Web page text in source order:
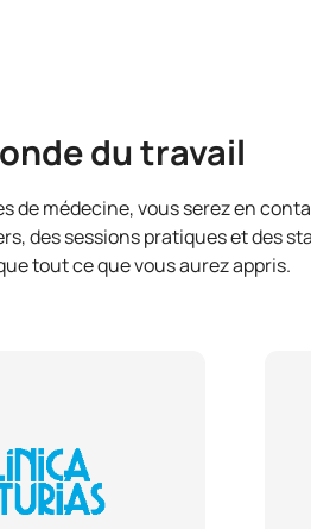
du travail
de médecine, vous serez en
des sessions pratiques et des
tout ce que vous aurez appris.